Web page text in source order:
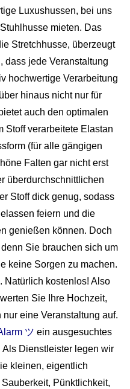
Luxushussen, bei uns
mieten. Das
Stretchhusse, überzeugt
dass jede Veranstaltung
hochwertige Verarbeitung
hinaus nicht nur für
auch den optimalen
Stoff verarbeitete Elastan
(für alle gängigen
Falten gar nicht erst
überdurchschnittlichen
Stoff dick genug, sodass
feiern und die
genießen können. Doch
Sie brauchen sich um
keine Sorgen zu machen.
Natürlich kostenlos! Also
Sie Ihre Hochzeit,
nur eine Veranstaltung auf.
ツ ein ausgesuchtes
Dienstleister legen wir
kleinen, eigentlich
Pünktlichkeit,